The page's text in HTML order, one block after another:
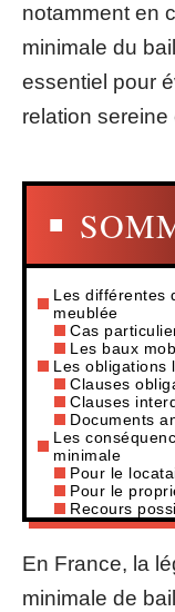
notamment en
minimale du
essentiel pour
relation
Les différentes
meublée
Cas
Les baux
Les obligations
Clauses
Clauses
Documents
Les
minimale
Pour le
Pour le
Recours
En France, la
minimale de